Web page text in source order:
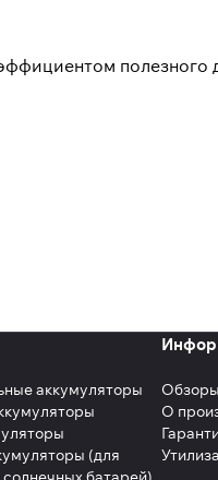
полезного
аккумуляторы
(для
О